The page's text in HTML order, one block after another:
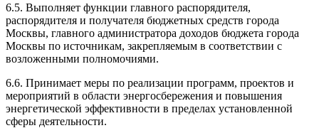
6.5. Выполняет функции главного распорядителя,
распорядителя и получателя бюджетных средств города
Москвы, главного администратора доходов бюджета города
Москвы по источникам, закрепляемым в соответствии с
возложенными полномочиями.
6.6. Принимает меры по реализации программ, проектов и
мероприятий в области энергосбережения и повышения
энергетической эффективности в пределах установленной
сферы деятельности.